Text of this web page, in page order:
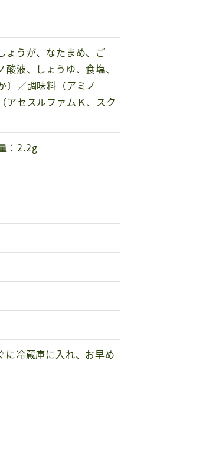
ょうが、なたまめ、ご
液、しょうゆ、食塩、
〕／調味料（アミノ
アセスルファムＫ、スク
：2.2g
に冷蔵庫に入れ、お早め